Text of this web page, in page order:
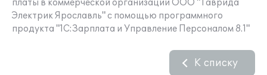
платы в коммерческой организации ООО "Таврида
Электрик Ярославль" с помощью программного
продукта "1С:Зарплата и Управление Персоналом 8.1"
К списку